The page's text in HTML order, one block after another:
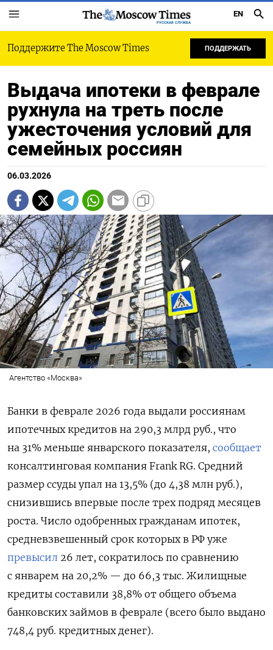
РУССКАЯ СЛУЖБА
EN
Поддержите The Moscow Times ПОДДЕРЖАТЬ
Выдача ипотеки в феврале
рухнула на треть после
ужесточения условий для
семейных россиян
06.03.2026
Агентство «Москва»
Банки в феврале 2026 года выдали россиянам
ипотечных кредитов на 290,3 млрд руб., что
на 31% меньше январского показателя, сообщает
консалтинговая компания Frank RG. Средний
размер ссуды упал на 13,5% (до 4,38 млн руб.),
снизившись впервые после трех подряд месяцев
роста. Число одобренных гражданам ипотек,
средневзвешенный срок которых в РФ уже
превысил 26 лет, сократилось по сравнению
с январем на 20,2% — до 66,3 тыс. Жилищные
кредиты составили 38,8% от общего объема
банковских займов в феврале (всего было выдано
748,4 руб. кредитных денег).